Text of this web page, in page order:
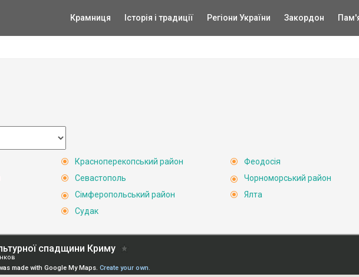
Крамниця Історія і традиції Регіони України Закордон
Красноперекопський район
Севастополь
Сімферопольський район
Судак
Феодосія
Чорноморський район
Ялта